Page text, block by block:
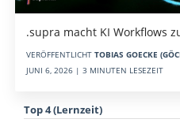
.supra macht KI Workflows
VERÖFFENTLICHT TOBIAS GOECKE
JUNI 6, 2026 | 3 MINUTEN LESEZEIT
Top 4 (Lernzeit)